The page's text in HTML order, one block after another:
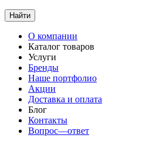
Найти
О компании
Каталог товаров
Услуги
Бренды
Наше портфолио
Акции
Доставка и оплата
Блог
Контакты
Вопрос—ответ